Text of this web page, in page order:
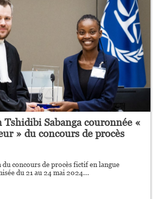
Tshidibi Sabanga couronnée «
» du concours de procès
concours de procès fictif en langue
du 21 au 24 mai 2024...